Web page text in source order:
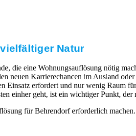
Natur
die eine Wohnungsauflösung nötig
neuen Karrierechancen im Ausland
Einsatz erfordert und nur wenig Raum
einher geht, ist ein wichtiger Punkt, der
für Behrendorf erforderlich